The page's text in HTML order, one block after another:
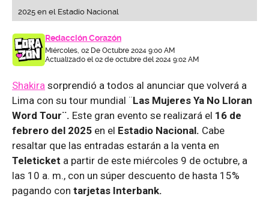
2025 en el Estadio Nacional
Redacción Corazón
Miércoles, 02 De Octubre 2024 9:00 AM
Actualizado el 02 de octubre del 2024 9:02 AM
Shakira sorprendió a todos al anunciar que volverá a
Lima con su tour mundial ¨Las Mujeres Ya No Lloran
Word Tour¨. Este gran evento se realizará el 16 de
febrero del 2025 en el Estadio Nacional. Cabe
resaltar que las entradas estarán a la venta en
Teleticket a partir de este miércoles 9 de octubre, a
las 10 a. m., con un súper descuento de hasta 15%
pagando con tarjetas Interbank.